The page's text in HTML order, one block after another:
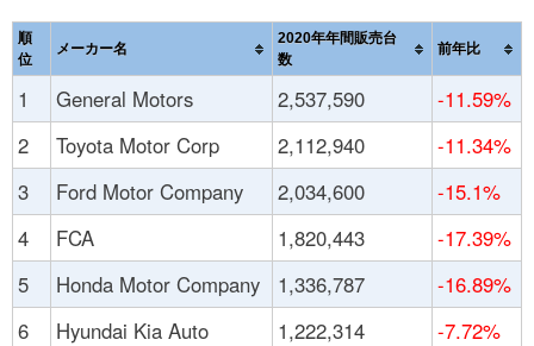
順
位
メーカー名
2020年年間販売台
数
前年比
1 General Motors 2,537,590
-11.59%
2
Toyota Motor Corp 2,112,940
-11.34%
3
Ford Motor Company 2,034,600
-15.1%
4
FCA 1,820,443
-17.39%
5
Honda Motor Company 1,336,787
-16.89%
6
Hyundai Kia Auto
1,222,314 -7.72%